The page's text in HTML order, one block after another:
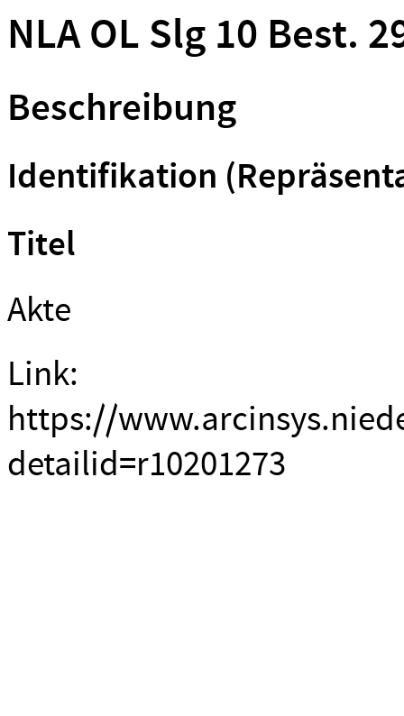
NLA OL Slg 10 Best.
Beschreibung
Identifikation
Titel
Akte
Link:
https://
detailid=r10201273